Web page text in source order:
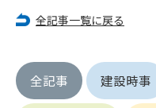
全記事一覧に戻る
全記事 建設時事
1. 管理者は前条により審
員としての権限を承認し
(1) 会員申し込みをした者
(2) 本規約に違反した場合/